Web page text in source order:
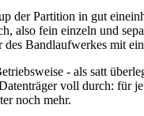
der Partition in gut
also fein einzeln und
des Bandlaufwerkes mit
- als satt
voll durch:
noch mehr.